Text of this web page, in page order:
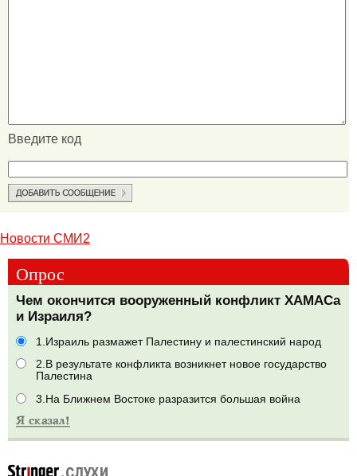
Введите код
Новости СМИ2
Опрос
Чем окончится вооруженный конфликт ХАМАСа
и Израиля?
1.Израиль размажет Палестину и палестинский народ
2.В результате конфликта возникнет новое государство
Палестина
3.На Ближнем Востоке разразится большая война